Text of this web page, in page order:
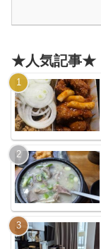
★人気記事★